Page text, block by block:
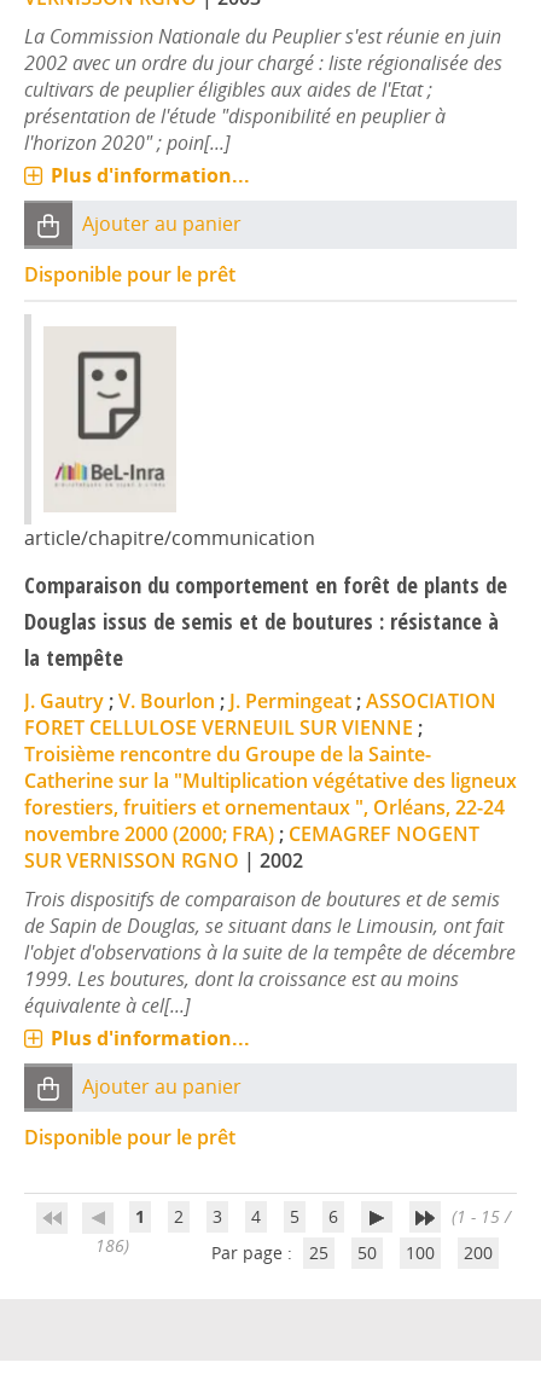
La Commission Nationale du Peuplier s'est réunie en juin
2002 avec un ordre du jour chargé : liste régionalisée des
cultivars de peuplier éligibles aux aides de l'Etat ;
présentation de l'étude "disponibilité en peuplier à
l'horizon 2020" ; poin[...]
Plus d'information...
Ajouter au panier
Disponible pour le prêt
article/chapitre/communication
Comparaison du comportement en forêt de plants de
Douglas issus de semis et de boutures : résistance à
la tempête
J. Gautry ;V. Bourlon ; J. Permingeat ;ASSOCIATION
FORET CELLULOSE VERNEUIL SUR VIENNE ;
Troisième rencontre du Groupe de la Sainte-
Catherine sur la "Multiplication végétative des ligneux
forestiers, fruitiers et ornementaux ", Orléans, 22-24
novembre 2000 (2000; FRA) ; CEMAGREF NOGENT
SUR VERNISSON RGNO | 2002
Trois dispositifs de comparaison de boutures et de semis
de Sapin de Douglas, se situant dans le Limousin, ont fait
l'objet d'observations à la suite de la tempête de décembre
1999. Les boutures, dont la croissance est au moins
équivalente à cel[...]
Plus d'information...
Ajouter au panier
Disponible pour le prêt
1 2 3 4 5 6
(1 - 15 /
186)
Par page : 25 50 100 200